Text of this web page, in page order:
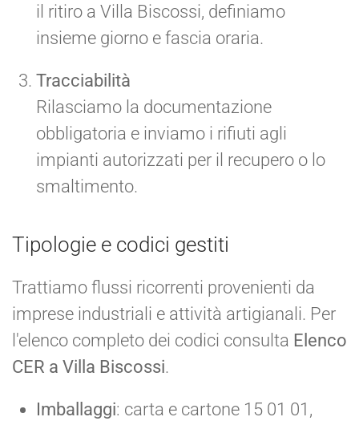
il ritiro a Villa Biscossi, definiamo
insieme giorno e fascia oraria.
Tracciabilità
Rilasciamo la documentazione
obbligatoria e inviamo i rifiuti agli
impianti autorizzati per il recupero o lo
smaltimento.
Tipologie e codici gestiti
Trattiamo flussi ricorrenti provenienti da
imprese industriali e attività artigianali. Per
l'elenco completo dei codici consulta Elenco
CER a Villa Biscossi.
Imballaggi: carta e cartone 15 01 01,